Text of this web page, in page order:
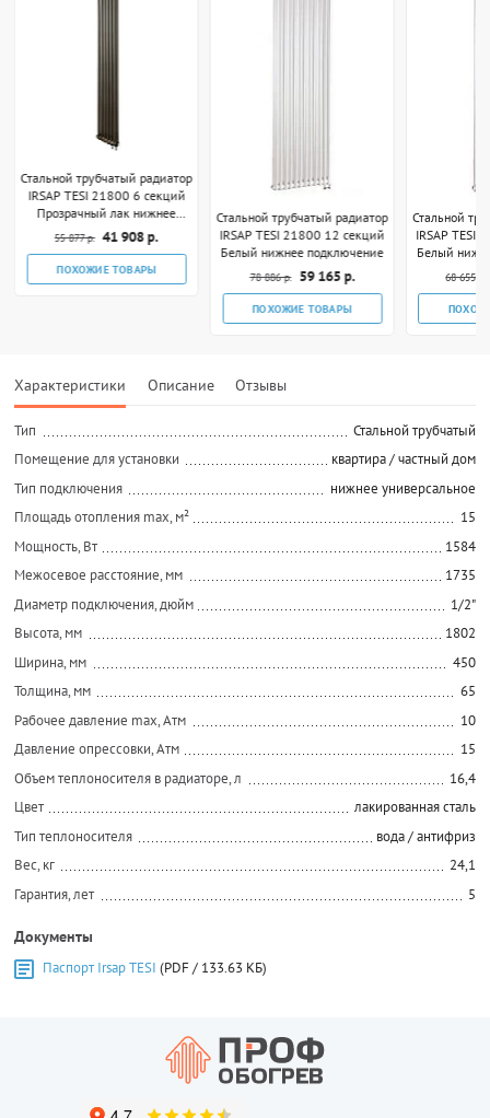
Стальной трубчатый радиатор
IRSAP TESI 21800 6 секций
Прозрачный лак нижнее
подключение
55 877 р. 41 908 р.
ПОХОЖИЕ ТОВАРЫ
Стальной трубчатый радиатор
IRSAP TESI 21800 12 секций
Белый нижнее подключение
78 886 р. 59 165 р.
ПОХОЖИЕ ТОВАРЫ
Стальной
IRSAP TESI
Белый
68 655 р.
Характеристики Описание Отзывы
Тип
Стальной трубчатый
Помещение для установки
квартира / частный дом
Тип подключения
нижнее универсальное
Площадь отопления max, м²
15
Мощность, Вт
1584
Межосевое расстояние, мм
1735
Диаметр подключения, дюйм
1/2"
Высота, мм
1802
Ширина, мм
450
Толщина, мм
65
Рабочее давление max, Атм
10
Давление опрессовки, Атм
15
Объем теплоносителя в радиаторе, л
16,4
Цвет
лакированная сталь
Тип теплоносителя
вода / антифриз
Вес, кг
24,1
Гарантия, лет
5
Документы
Паспорт Irsap TESI (PDF / 133.63 КБ)